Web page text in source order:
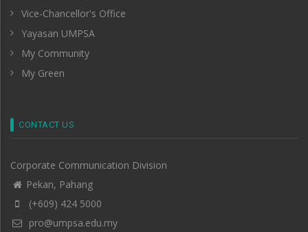
Vice-Chancellor's Office
Yayasan UMPSA
My Community
My Green
CONTACT US
Corporate Communication Division
Pekan, Pahang
(+609) 424 5000
pro@umpsa.edu.my